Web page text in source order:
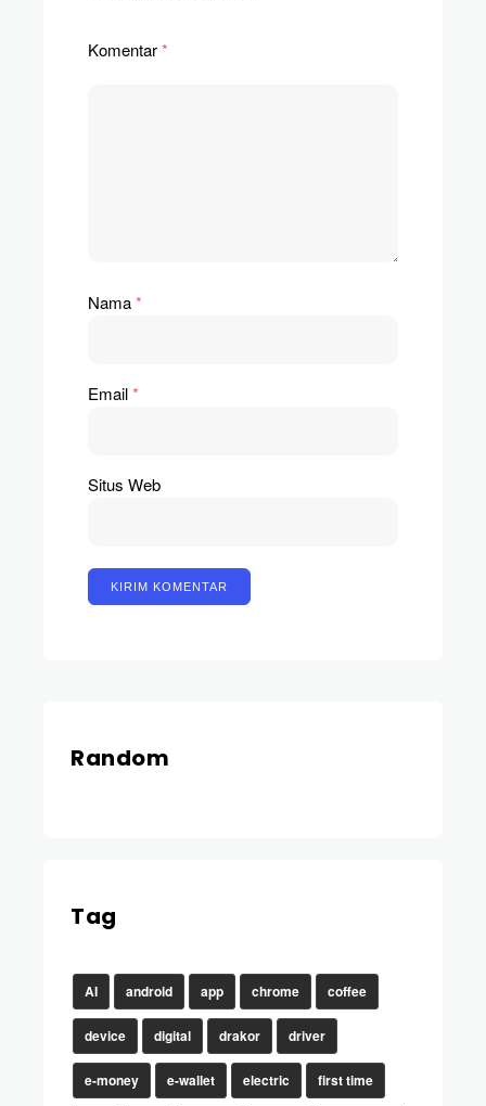
Komentar*
Nama*
Email*
Situs Web
Random
Tag
AI android app chrome coffee
device digital drakor driver
e-money e-wallet electric first time